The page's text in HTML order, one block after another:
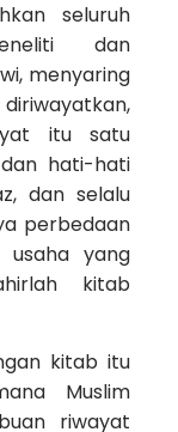
seluruh
dan
menyaring
itu satu
hati-hati
dan selalu
perbedaan
usaha yang
kitab
kitab itu
Muslim
riwayat